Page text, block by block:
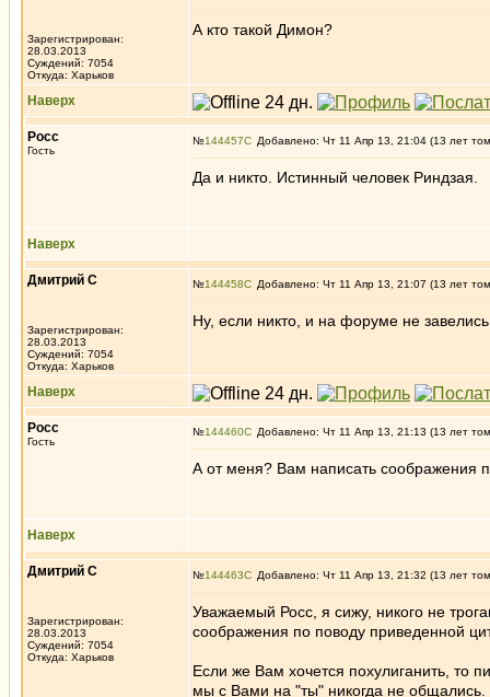
Зарегистрирован:
28.03.2013
Суждений: 7054
Откуда: Харьков
А кто такой Димон?
Наверх
Росс
Гость
№144457 Добавлено: Чт 11 Апр 13, 21:04 (13 лет
Да и никто. Истинный человек Риндзая.
Наверх
Дмитрий С
Зарегистрирован:
28.03.2013
Суждений: 7054
Откуда: Харьков
№144458 Добавлено: Чт 11 Апр 13, 21:07 (13 лет
Ну, если никто, и на форуме не
Наверх
Росс
Гость
№144460 Добавлено: Чт 11 Апр 13, 21:13 (13 лет
А от меня? Вам написать соображения
Наверх
Дмитрий С
Зарегистрирован:
28.03.2013
Суждений: 7054
Откуда: Харьков
№144463 Добавлено: Чт 11 Апр 13, 21:32 (13 лет
Уважаемый Росс, я сижу, никого не
соображения по поводу приведенной
Если же Вам хочется похулиганить, то
мы с Вами на "ты" никогда не